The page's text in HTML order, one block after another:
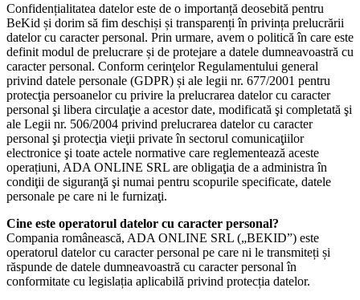
Confidențialitatea datelor este de o importanță deosebită pentru
BeKid și dorim să fim deschiși și transparenți în privința prelucrării
datelor cu caracter personal. Prin urmare, avem o politică în care este
definit modul de prelucrare și de protejare a datele dumneavoastră cu
caracter personal. Conform cerinţelor Regulamentului general
privind datele personale (GDPR) și ale legii nr. 677/2001 pentru
protecţia persoanelor cu privire la prelucrarea datelor cu caracter
personal şi libera circulaţie a acestor date, modificată şi completată şi
ale Legii nr. 506/2004 privind prelucrarea datelor cu caracter
personal şi protecţia vieţii private în sectorul comunicaţiilor
electronice şi toate actele normative care reglementează aceste
operațiuni, ADA ONLINE SRL are obligaţia de a administra în
condiţii de siguranţă şi numai pentru scopurile specificate, datele
personale pe care ni le furnizaţi.
Cine este operatorul datelor cu caracter personal?
Compania românească, ADA ONLINE SRL („BEKID”) este
operatorul datelor cu caracter personal pe care ni le transmiteți și
răspunde de datele dumneavoastră cu caracter personal în
conformitate cu legislația aplicabilă privind protecția datelor.